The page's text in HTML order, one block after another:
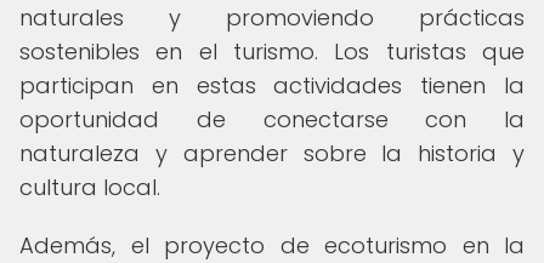
naturales y promoviendo prácticas
sostenibles en el turismo. Los turistas que
participan en estas actividades tienen la
oportunidad de conectarse con la
naturaleza y aprender sobre la historia y
cultura local.
Además, el proyecto de ecoturismo en la